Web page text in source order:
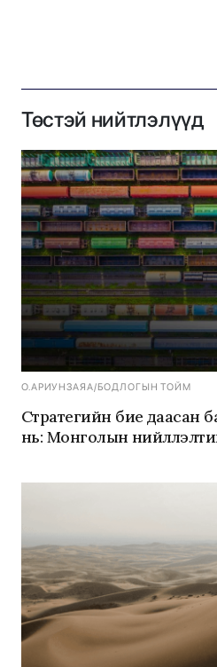
Төстэй нийтлэлүүд
О.АРИУНЗАЯА/БОДЛОГЫН ТОЙМ
Стратегийн бие даасан
нь: Монголын